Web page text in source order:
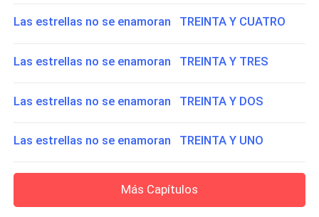
Las estrellas no se enamoran TREINTA Y CUATRO
Las estrellas no se enamoran TREINTA Y TRES
Las estrellas no se enamoran TREINTA Y DOS
Las estrellas no se enamoran TREINTA Y UNO
Más Capítulos